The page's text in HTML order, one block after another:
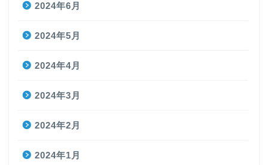
2024年6月
2024年5月
2024年4月
2024年3月
2024年2月
2024年1月